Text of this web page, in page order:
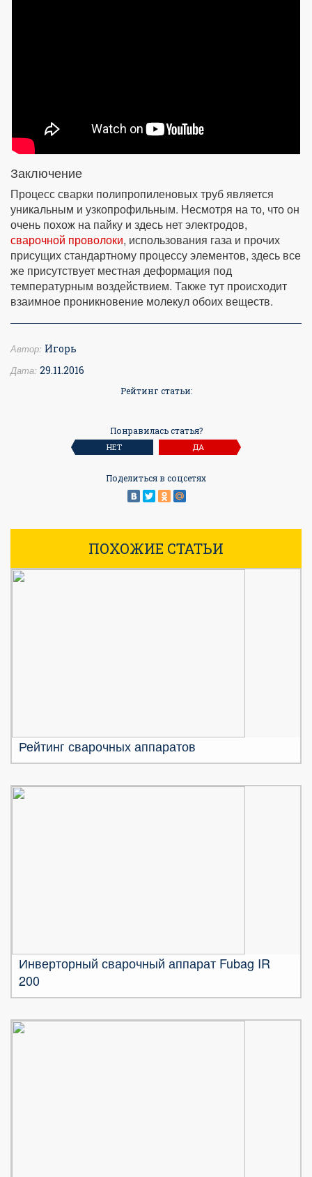
Заключение
Процесс сварки полипропиленовых труб является
уникальным и узкопрофильным. Несмотря на то, что он
очень похож на пайку и здесь нет электродов,
сварочной проволоки, использования газа и прочих
присущих стандартному процессу элементов, здесь все
же присутствует местная деформация под
температурным воздействием. Также тут происходит
взаимное проникновение молекул обоих веществ.
Автор: Игорь
Дата: 29.11.2016
Рейтинг статьи:
Понравилась статья?
НЕТ ДА
Поделиться в соцсетях
ПОХОЖИЕ СТАТЬИ
Рейтинг сварочных аппаратов
Инверторный сварочный аппарат Fubag IR
200